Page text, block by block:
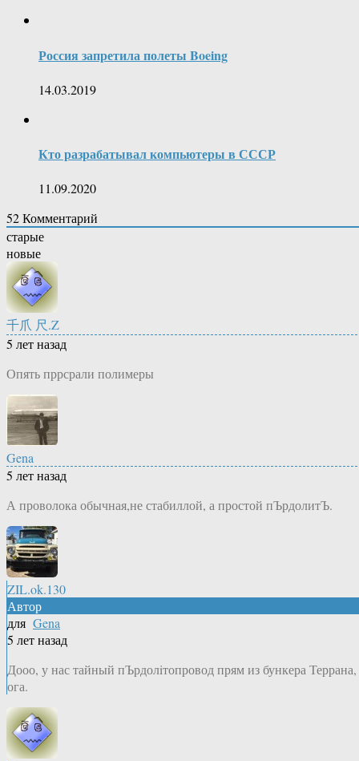
Россия запретила полеты Boeing
14.03.2019
Кто разрабатывал компьютеры в СССР
11.09.2020
52Комментарий
старые
новые
千爪 尺.Z
5 лет назад
Опять пррсрали полимеры
Gena
5 лет назад
А проволока обычная,не стабиллой, а простой пЪрдолитЪ.
ZIL.ok.130
Автор
для Gena
5 лет назад
Дооо, у нас тайный пЪрдолiтопровод прям из бункера Террана,
ога.